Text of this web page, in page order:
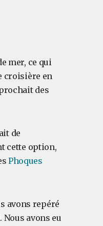
mer, ce qui
croisière en
des
de
cette option,
Phoques
avons repéré
avons eu